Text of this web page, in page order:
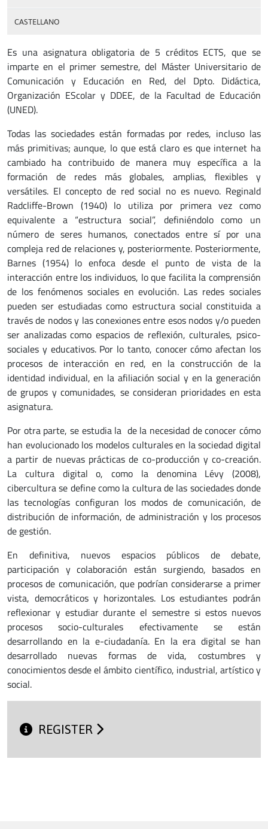
CASTELLANO
Es una asignatura obligatoria de 5 créditos ECTS, que se
imparte en el primer semestre, del Máster Universitario de
Comunicación y Educación en Red, del Dpto. Didáctica,
Organización EScolar y DDEE, de la Facultad de Educación
(UNED).
Todas las sociedades están formadas por redes, incluso las
más primitivas; aunque, lo que está claro es que internet ha
cambiado ha contribuido de manera muy específica a la
formación de redes más globales, amplias, flexibles y
versátiles. El concepto de red social no es nuevo. Reginald
Radcliffe-Brown (1940) lo utiliza por primera vez como
equivalente a “estructura social”, definiéndolo como un
número de seres humanos, conectados entre sí por una
compleja red de relaciones y, posteriormente. Posteriormente,
Barnes (1954) lo enfoca desde el punto de vista de la
interacción entre los individuos, lo que facilita la comprensión
de los fenómenos sociales en evolución. Las redes sociales
pueden ser estudiadas como estructura social constituida a
través de nodos y las conexiones entre esos nodos y/o pueden
ser analizadas como espacios de reflexión, culturales, psico-
sociales y educativos. Por lo tanto, conocer cómo afectan los
procesos de interacción en red, en la construcción de la
identidad individual, en la afiliación social y en la generación
de grupos y comunidades, se consideran prioridades en esta
asignatura.
Por otra parte, se estudia la de la necesidad de conocer cómo
han evolucionado los modelos culturales en la sociedad digital
a partir de nuevas prácticas de co-producción y co-creación.
La cultura digital o, como la denomina Lévy (2008),
ciberculturase define como la culturade las sociedades donde
las tecnologías configuran los modos de comunicación, de
distribución de información, de administración y los procesos
de gestión.
En definitiva, nuevos espacios públicos de debate,
participación y colaboración están surgiendo, basados en
procesos de comunicación, que podrían considerarse a primer
vista, democráticos y horizontales. Los estudiantes podrán
reflexionar y estudiar durante el semestre si estos nuevos
procesos socio-culturales efectivamente se están
desarrollando en la e-ciudadanía. En la era digital se han
desarrollado nuevas formas de vida, costumbres y
conocimientos desde el ámbito científico, industrial, artístico y
social.
REGISTER